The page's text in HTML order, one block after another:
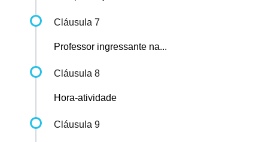
Cláusula 7
Professor ingressante na...
Cláusula 8
Hora-atividade
Cláusula 9